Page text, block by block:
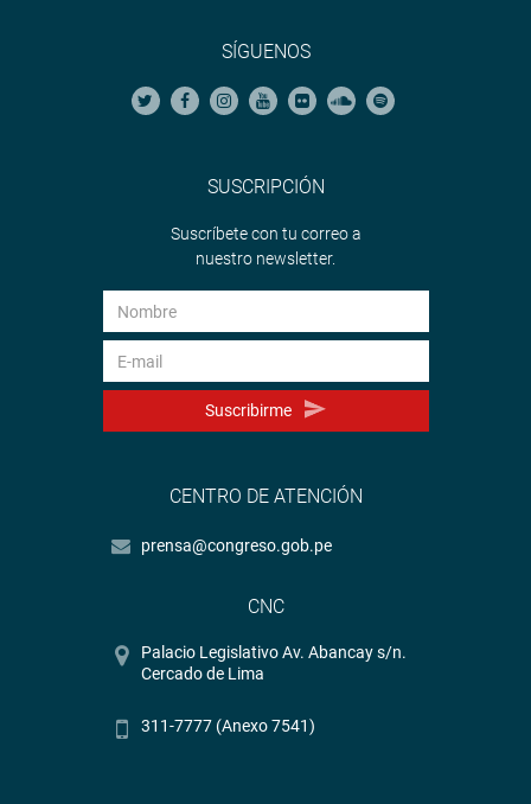
SÍGUENOS
SUSCRIPCIÓN
Suscríbete con tu correo a
nuestro newsletter.
Suscribirme
CENTRO DE ATENCIÓN
prensa@congreso.gob.pe
CNC
Palacio Legislativo Av. Abancay s/n.
Cercado de Lima
311-7777 (Anexo 7541)